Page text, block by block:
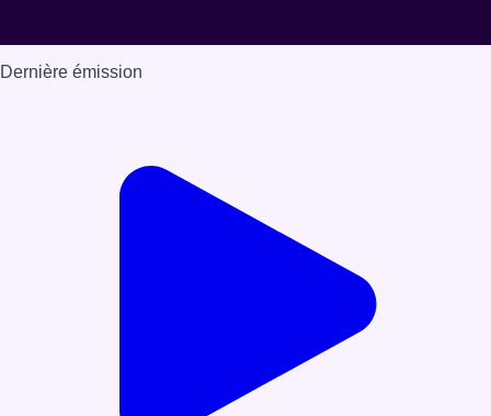
Dernière émission